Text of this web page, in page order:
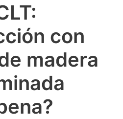
con
madera